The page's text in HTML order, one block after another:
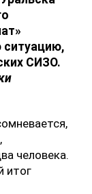
ситуацию,
СИЗО.
человека.
итог